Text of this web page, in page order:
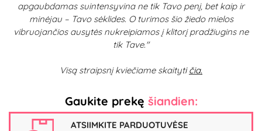
apgaubdamas suintensyvina ne tik Tavo penį, bet kaip ir
minėjau – Tavo sėklides. O turimos šio žiedo mielos
vibruojančios ausytės nukreipiamos į klitorį pradžiugins ne
tik Tave."
Visą straipsnį kviečiame skaitytičia.
Gaukite prekę šiandien:
ATSIIMKITE PARDUOTUVĖSE